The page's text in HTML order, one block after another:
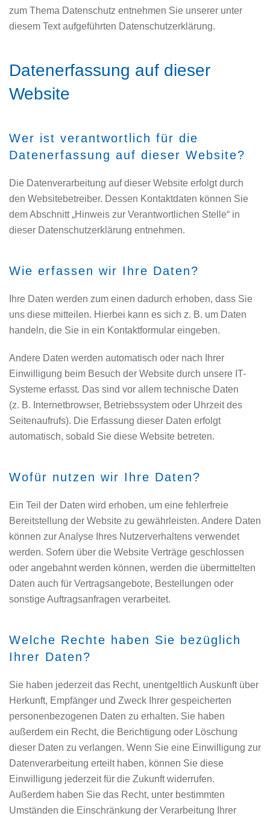
zum Thema Datenschutz entnehmen Sie unserer unter
diesem Text aufgeführten Datenschutzerklärung.
Datenerfassung auf dieser
Website
Wer ist verantwortlich für die
Datenerfassung auf dieser Website?
Die Datenverarbeitung auf dieser Website erfolgt durch
den Websitebetreiber. Dessen Kontaktdaten können Sie
dem Abschnitt „Hinweis zur Verantwortlichen Stelle“ in
dieser Datenschutzerklärung entnehmen.
Wie erfassen wir Ihre Daten?
Ihre Daten werden zum einen dadurch erhoben, dass Sie
uns diese mitteilen. Hierbei kann es sich z. B. um Daten
handeln, die Sie in ein Kontaktformular eingeben.
Andere Daten werden automatisch oder nach Ihrer
Einwilligung beim Besuch der Website durch unsere IT-
Systeme erfasst. Das sind vor allem technische Daten
(z. B. Internetbrowser, Betriebssystem oder Uhrzeit des
Seitenaufrufs). Die Erfassung dieser Daten erfolgt
automatisch, sobald Sie diese Website betreten.
Wofür nutzen wir Ihre Daten?
Ein Teil der Daten wird erhoben, um eine fehlerfreie
Bereitstellung der Website zu gewährleisten. Andere Daten
können zur Analyse Ihres Nutzerverhaltens verwendet
werden. Sofern über die Website Verträge geschlossen
oder angebahnt werden können, werden die übermittelten
Daten auch für Vertragsangebote, Bestellungen oder
sonstige Auftragsanfragen verarbeitet.
Welche Rechte haben Sie bezüglich
Ihrer Daten?
Sie haben jederzeit das Recht, unentgeltlich Auskunft über
Herkunft, Empfänger und Zweck Ihrer gespeicherten
personenbezogenen Daten zu erhalten. Sie haben
außerdem ein Recht, die Berichtigung oder Löschung
dieser Daten zu verlangen. Wenn Sie eine Einwilligung zur
Datenverarbeitung erteilt haben, können Sie diese
Einwilligung jederzeit für die Zukunft widerrufen.
Außerdem haben Sie das Recht, unter bestimmten
Umständen die Einschränkung der Verarbeitung Ihrer